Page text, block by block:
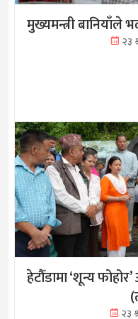
मुख्यमन्त्री बानियाँले
२३
हेटौँडामा ‘शून्य
२३